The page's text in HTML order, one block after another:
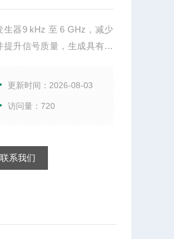
生器9 kHz 至 6 GHz，减少
升信号质量，生成具有出
，集七个函数发生器于一
更好的设计，通过对您的X
手可得。
更新时间：2026-08-03
访问量：720
联系我们